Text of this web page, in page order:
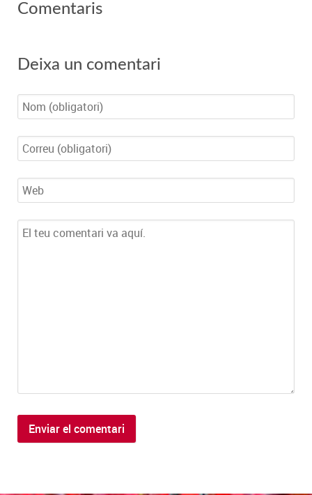
Comentaris
Deixa un comentari